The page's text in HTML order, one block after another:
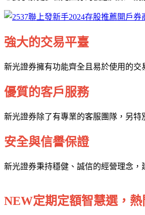
強大的交易平臺
新光證券擁有功能齊全且易於使用的
優質的客戶服務
新光證券除了有專業的客服團隊，另
安全與信譽保證
新光證券秉持穩健、誠信的經營理念
NEW定期定額智慧選，